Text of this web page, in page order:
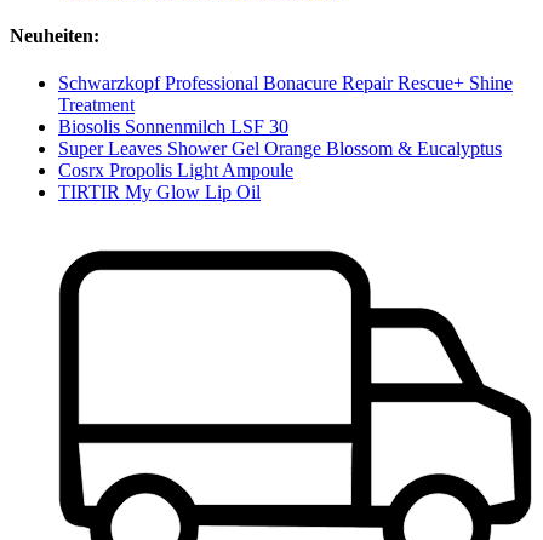
Neuheiten:
Schwarzkopf Professional Bonacure Repair Rescue+ Shine
Treatment
Biosolis Sonnenmilch LSF 30
Super Leaves Shower Gel Orange Blossom & Eucalyptus
Cosrx Propolis Light Ampoule
TIRTIR My Glow Lip Oil